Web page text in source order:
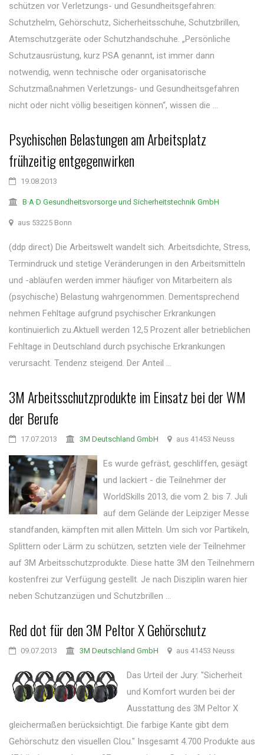
schützen vor Verletzungs- und Gesundheitsgefahren:
Schutzhelm, Gehörschutz, Sicherheitsschuhe, Schutzbrillen,
Atemschutzgeräte oder Schutzhandschuhe. „Persönliche
Schutzausrüstung, kurz PSA genannt, ist immer dann
notwendig, wenn technische oder organisatorische
Schutzmaßnahmen Verletzungs- und Gesundheitsgefahren
nicht oder nicht völlig beseitigen können“, wissen die ...
Psychischen Belastungen am Arbeitsplatz
frühzeitig entgegenwirken
19.08.2013
B·A·D Gesundheitsvorsorge und Sicherheitstechnik GmbH
aus 53225 Bonn
(ddp direct) Die Arbeitswelt wandelt sich. Arbeitsdichte, Stress,
Termindruck und stetige Veränderungen in den Arbeitsmitteln
und -abläufen werden immer häufiger von Mitarbeitern als
(psychische) Belastung wahrgenommen. Dementsprechend
nehmen Fehltage aufgrund psychischer Erkrankungen
kontinuierlich zu.Aktuell werden 12,5 Prozent aller betrieblichen
Fehltage in Deutschland durch psychische Erkrankungen
verursacht. Tendenz steigend. Der Anteil ...
3M Arbeitsschutzprodukte im Einsatz bei der WM
der Berufe
17.07.2013 3M Deutschland GmbH aus 41453 Neuss
Es wurde gefräst, geschliffen, gesägt
und lackiert - die Teilnehmer der
WorldSkills 2013, die vom 2. bis 7. Juli
auf dem Gelände der Leipziger Messe
standfanden, kämpften mit allen Mitteln. Um sich vor Partikeln,
Splittern oder Lärm zu schützen, setzten viele der Teilnehmer
auf 3M Arbeitsschutzprodukte. Diese hatte 3M den Teilnehmern
kostenfrei zur Verfügung gestellt. Je nach Disziplin waren hier
neben Schutzanzügen und Schutzbrillen ...
Red dot für den 3M Peltor X Gehörschutz
09.07.2013 3M Deutschland GmbH aus 41453 Neuss
Das Urteil der Jury: "Sicherheit
und Komfort wurden bei der
Ausstattung des 3M Peltor X
gleichermaßen berücksichtigt. Die farbige Kante gibt dem
Gehörschutz den visuellen Clou." Insgesamt 4.700 Produkte aus